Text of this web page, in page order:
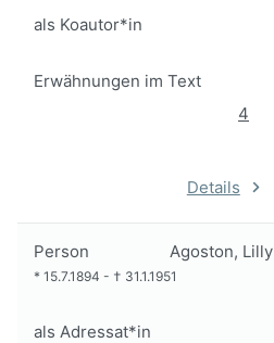
als Koautor*in
Erwähnungen im Text
4
Details
Person Agoston, Lilly
* 15.7.1894 - † 31.1.1951
als Adressat*in